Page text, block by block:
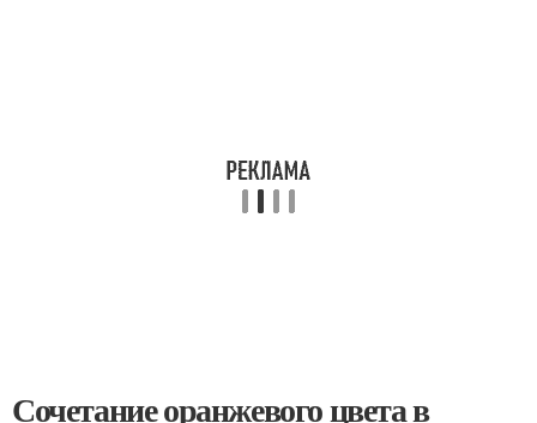
Сочетание оранжевого цвета в